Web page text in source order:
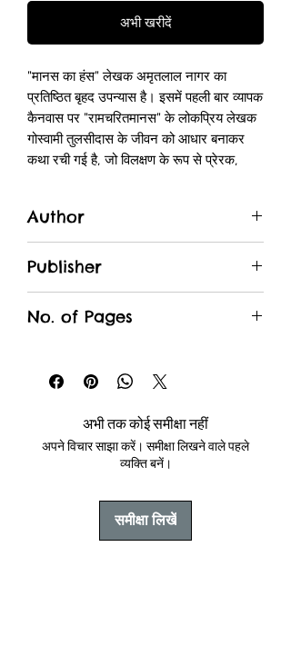
अभी खरीदें
"मानस का हंस" लेखक अमृतलाल नागर का
प्रतिष्ठित बृहद उपन्यास है। इसमें पहली बार व्यापक
कैनवास पर "रामचरितमानस" के लोकप्रिय लेखक
गोस्वामी तुलसीदास के जीवन को आधार बनाकर
कथा रची गई है, जो विलक्षण के रूप से प्रेरक,
एक सहज मानव का रूप है। यही कारण है कि
"मानस का हंस" हिन्दी उपन्यासों में 'क्लासिक' का
सम्मान पा चुका है और हिन्दी साहित्य की अमूल्य
अन्दाज़ में लिखा है। बृहद होने पर भी यह उपन्यास
Author
Publisher
No. of Pages
अभी तक कोई समीक्षा नहीं
अपने विचार साझा करें। समीक्षा लिखने वाले पहले
व्यक्ति बनें।
समीक्षा लिखें